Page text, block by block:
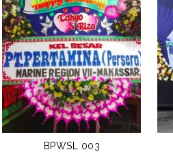
BPWSL 003